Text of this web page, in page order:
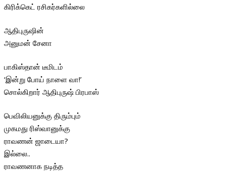
கிரிக்கெட் ரசிகர்களில்லை
ஆதிபுருஷின்
அனுமன் சேனா
பாகிஸ்தான் டீமிடம்
‘இன்று போய் நாளை வா!’
சொல்கிறார் ஆதிபுருஷ் பிரபாஸ்
பெவிலியனுக்கு திரும்பும்
முகமது ரிஸ்வானுக்கு
ராவணன் ஜாடையா?
இல்லை..
ராவணனாக நடித்த